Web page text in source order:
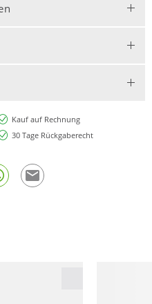
Kauf auf Rechnung
30 Tage Rückgaberecht